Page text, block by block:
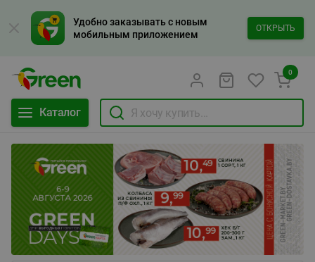
Удобно заказывать с новым
мобильным приложением
ОТКРЫТЬ
Каталог
0